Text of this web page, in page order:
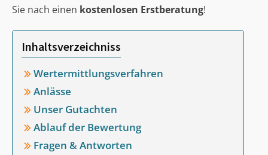
Sie nach einen kostenlosen Erstberatung!
Inhaltsverzeichniss
Wertermittlungsverfahren
Anlässe
Unser Gutachten
Ablauf der Bewertung
Fragen & Antworten